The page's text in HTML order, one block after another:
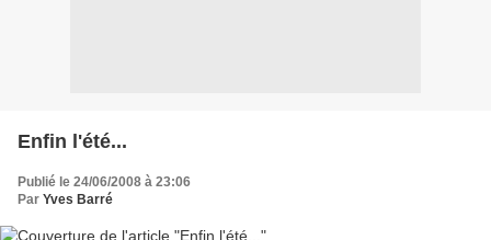
Enfin l'été...
Publié le 24/06/2008 à 23:06
Par Yves Barré